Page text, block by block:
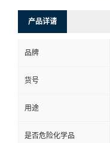
产品详请
品牌
货号
用途
是否危险化学品